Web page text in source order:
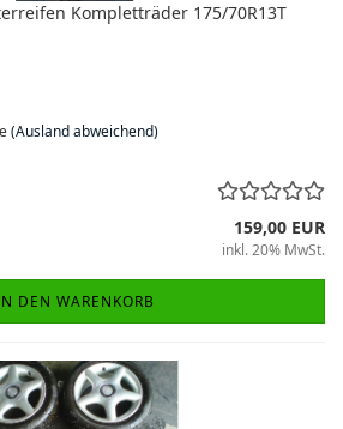
Kompletträder 175/70R13T
(Ausland abweichend)
159,00 EUR
inkl. 20% MwSt.
DEN WARENKORB